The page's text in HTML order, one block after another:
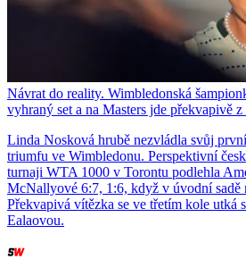
Návrat do reality. Wimbledonská
vyhraný set a na Masters jde překvapivě
Linda Nosková hrubě nezvládla svůj
triumfu ve Wimbledonu. Perspektivní
turnaji WTA 1000 v Torontu podlehla
McNallyové 6:7, 1:6, když v úvodní sadě
Překvapivá vítězka se ve třetím kole utká
Ealaovou.